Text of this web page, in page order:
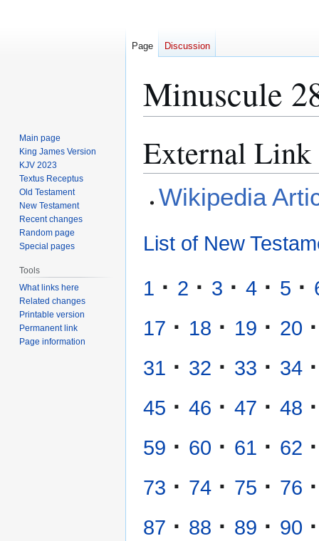
Minuscule
toto
External Link
Wikipedia
List of New
1 · 2 · 3 · 4 · 5 ·
17 · 18 · 19 · 20 ·
31 · 32 · 33 · 34 ·
45 · 46 · 47 · 48 ·
59 · 60 · 61 · 62 ·
73 · 74 · 75 · 76 ·
87 · 88 · 89 · 90 ·
Page Discussion
Main page
King James Version
KJV 2023
Textus Receptus
Old Testament
New Testament
Recent changes
Random page
Special pages
Tools
What links here
Related changes
Printable version
Permanent link
Page information